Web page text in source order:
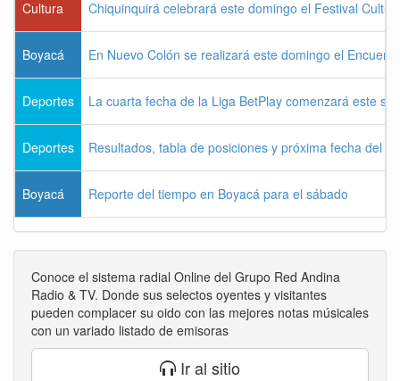
Cultura Chiquinquirá celebrará este domingo el Festival
Boyacá En Nuevo Colón se realizará este domingo el
Deportes La cuarta fecha de la Liga BetPlay comenzará este
Deportes Resultados, tabla de posiciones y próxima fecha del
Boyacá Reporte del tiempo en Boyacá para el sábado
Conoce el sistema radial Online del Grupo Red Andina
Radio & TV. Donde sus selectos oyentes y visitantes
pueden complacer su oido con las mejores notas músicales
con un variado listado de emisoras
Ir al sitio